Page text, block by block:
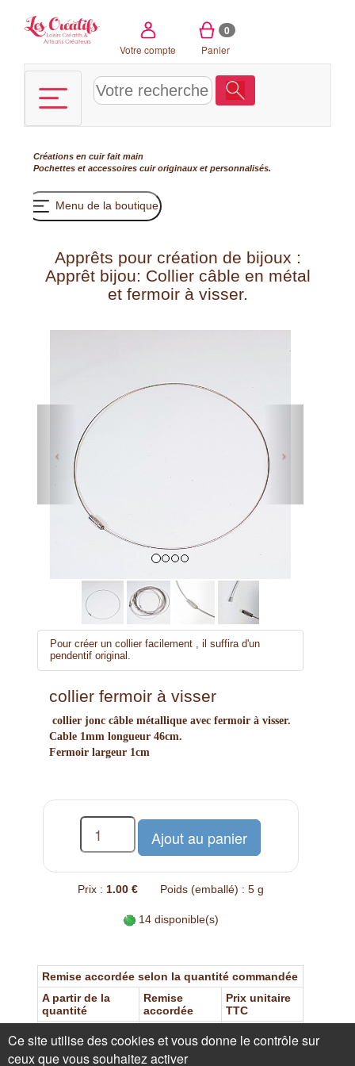
Votre compte
0
Panier
Créations en cuir fait main
Pochettes et accessoires cuir originaux et personnalisés.
Menu de la boutique
Apprêts pour création de bijoux :
Apprêt bijou: Collier câble en métal
et fermoir à visser.
Previous
Pour créer un collier facilement , il suffira d'un
pendentif original.
collier fermoir à visser
collier jonc câble métallique avec fermoir à visser.
Cable 1mm longueur 46cm.
Fermoir largeur 1cm
Prix : 1.00 € Poids (emballé) : 5 g
14 disponible(s)
Remise accordée selon la quantité commandée
A partir de la
quantité
Remise
accordée
Prix unitaire
TTC
14
50 %
Ce site utilise des cookies et vous donne le contrôle sur
ceux que vous souhaitez activer